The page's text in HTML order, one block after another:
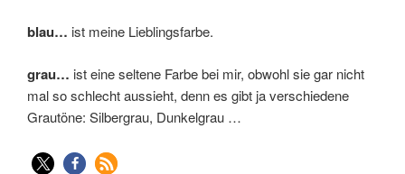
blau… ist meine Lieblingsfarbe.
grau… ist eine seltene Farbe bei mir, obwohl sie gar nicht
mal so schlecht aussieht, denn es gibt ja verschiedene
Grautöne: Silbergrau, Dunkelgrau …